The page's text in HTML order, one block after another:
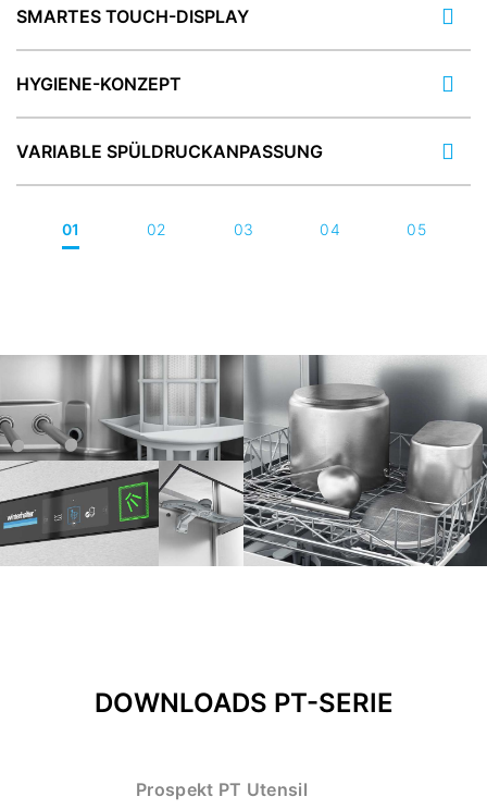
SMARTES TOUCH-DISPLAY
HYGIENE-KONZEPT
VARIABLE SPÜLDRUCKANPASSUNG
01 02 03 04 05
DOWNLOADS PT-SERIE
Prospekt PT Utensil